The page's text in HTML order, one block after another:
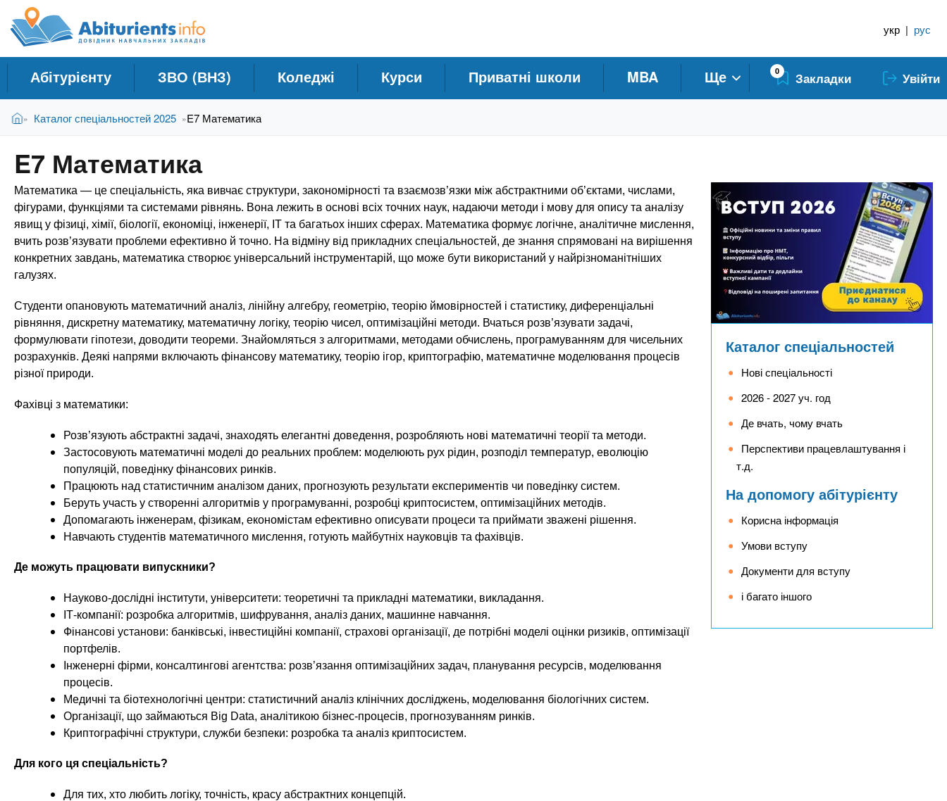
е
и
A
b
i
t
u
r
i
e
n
t
s
f
о
в
н
и
Н
а
в
ч
а
л
ь
н
и
х
з
а
к
укр | рус
Абітурієнту ЗВО (ВНЗ) Коледжі Курси Приватні школи MBA Ще 0 Закладки Увійти
В
у
т
Головна
» Каталог спеціальностей 2025 »E7 Математика
E7 Математика
Математика — це спеціальність, яка вивчає структури, закономірності та взаємозв’язки між абстрактними об’єктами, числами,
фігурами, функціями та системами рівнянь. Вона лежить в основі всіх точних наук, надаючи методи і мову для опису та аналізу
явищ у фізиці, хімії, біології, економіці, інженерії, ІТ та багатьох інших сферах. Математика формує логічне, аналітичне мислення,
вчить розв’язувати проблеми ефективно й точно. На відміну від прикладних спеціальностей, де знання спрямовані на вирішення
конкретних завдань, математика створює універсальний інструментарій, що може бути використаний у найрізноманітніших
галузях.
Студенти опановують математичний аналіз, лінійну алгебру, геометрію, теорію ймовірностей і статистику, диференціальні
рівняння, дискретну математику, математичну логіку, теорію чисел, оптимізаційні методи. Вчаться розв’язувати задачі,
формулювати гіпотези, доводити теореми. Знайомляться з алгоритмами, методами обчислень, програмуванням для чисельних
розрахунків. Деякі напрями включають фінансову математику, теорію ігор, криптографію, математичне моделювання процесів
різної природи.
Фахівці з математики:
Розв’язують абстрактні задачі, знаходять елегантні доведення, розробляють нові математичні теорії та методи.
Застосовують математичні моделі до реальних проблем: моделюють рух рідин, розподіл температур, еволюцію
популяцій, поведінку фінансових ринків.
Працюють над статистичним аналізом даних, прогнозують результати експериментів чи поведінку систем.
Беруть участь у створенні алгоритмів у програмуванні, розробці криптосистем, оптимізаційних методів.
Допомагають інженерам, фізикам, економістам ефективно описувати процеси та приймати зважені рішення.
Навчають студентів математичного мислення, готують майбутніх науковців та фахівців.
Де можуть працювати випускники?
Науково-дослідні інститути, університети: теоретичні та прикладні математики, викладання.
ІТ-компанії: розробка алгоритмів, шифрування, аналіз даних, машинне навчання.
Фінансові установи: банківські, інвестиційні компанії, страхові організації, де потрібні моделі оцінки ризиків, оптимізації
портфелів.
Інженерні фірми, консалтингові агентства: розв’язання оптимізаційних задач, планування ресурсів, моделювання
процесів.
Медичні та біотехнологічні центри: статистичний аналіз клінічних досліджень, моделювання біологічних систем.
Організації, що займаються Big Data, аналітикою бізнес-процесів, прогнозуванням ринків.
Криптографічні структури, служби безпеки: розробка та аналіз криптосистем.
Для кого ця спеціальність?
Для тих, хто любить логіку, точність, красу абстрактних концепцій.
Каталог спеціальностей
Нові спеціальності
2026 - 2027 уч. год
Де вчать, чому вчать
Перспективи працевлаштування і
т.д.
На допомогу абітурієнту
Корисна інформація
Умови вступу
Документи для вступу
і багато іншого